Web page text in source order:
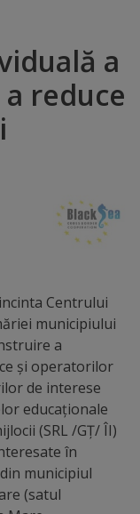
a
reduce
Centrului
municipiului
a
și operatorilor
de interese
educaționale
(SRL /GȚ/ ÎI)
în
municipiul
(satul